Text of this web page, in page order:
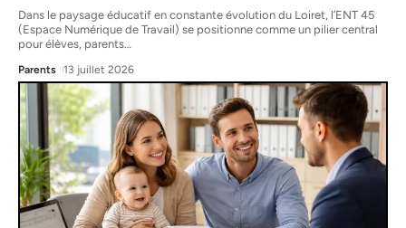
Dans le paysage éducatif en constante évolution du Loiret, l’ENT 45
(Espace Numérique de Travail) se positionne comme un pilier central
pour élèves, parents
Parents 13 juillet 2026